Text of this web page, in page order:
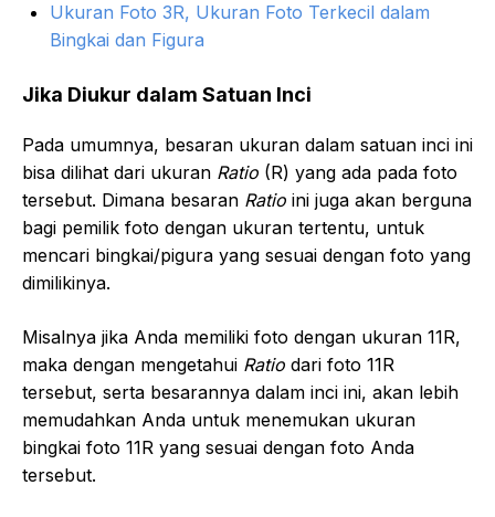
Ukuran Foto 3R, Ukuran Foto Terkecil dalam
Bingkai dan Figura
Jika Diukur dalam Satuan Inci
Pada umumnya, besaran ukuran dalam satuan inci ini
bisa dilihat dari ukuran Ratio (R) yang ada pada foto
tersebut. Dimana besaran Ratio ini juga akan berguna
bagi pemilik foto dengan ukuran tertentu, untuk
mencari bingkai/pigura yang sesuai dengan foto yang
dimilikinya.
Misalnya jika Anda memiliki foto dengan ukuran 11R,
maka dengan mengetahui Ratio dari foto 11R
tersebut, serta besarannya dalam inci ini, akan lebih
memudahkan Anda untuk menemukan ukuran
bingkai foto 11R yang sesuai dengan foto Anda
tersebut.